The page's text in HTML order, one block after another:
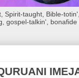
taught, Bible-
gospel-talkin',